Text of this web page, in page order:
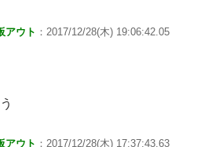
アウト ：2017/12/28(木) 19:06:42.05
アウト ：2017/12/28(木) 17:37:43.63